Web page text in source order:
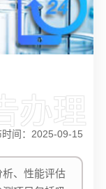
办理
时间：2025-09-15
、性能评估